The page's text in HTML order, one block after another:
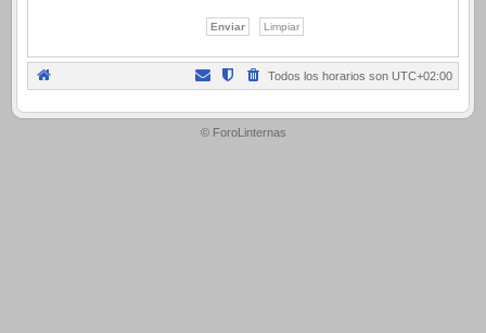
Todos los horarios son UTC+02:00
.
© ForoLinternas